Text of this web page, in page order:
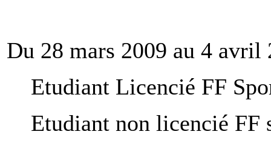
Du 28 mars 2009 au 4 avril
Etudiant Licencié FF
Etudiant non licencié FF